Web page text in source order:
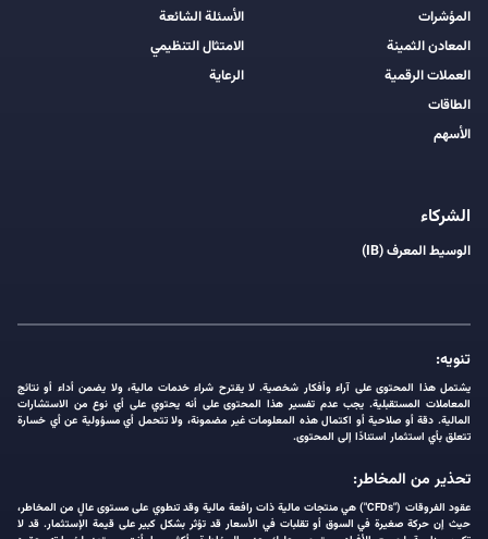
المؤشرات
المعادن الثمينة
العملات الرقمية
الطاقات
الأسهم
الأسئلة الشائعة
الامتثال التنظيمي
الرعاية
الشركاء
الوسيط المعرف (IB)
تنويه:
يشتمل هذا المحتوى على آراء وأفكار شخصية. لا يقترح شراء خدمات مالية، ولا يضمن أداء أو نتائج
المعاملات المستقبلية. يجب عدم تفسير هذا المحتوى على أنه يحتوي على أي نوع من الاستشارات
المالية. دقة أو صلاحية أو اكتمال هذه المعلومات غير مضمونة، ولا تتحمل أي مسؤولية عن أي خسارة
تتعلق بأي استثمار استنادًا إلى المحتوى.
تحذير من المخاطر:
عقود الفروقات ("CFDs") هي منتجات مالية ذات رافعة مالية وقد تنطوي على مستوى عالٍ من المخاطر،
حيث إن حركة صغيرة في السوق أو تقلبات في الأسعار قد تؤثر بشكل كبير على قيمة الإستثمار. قد لا